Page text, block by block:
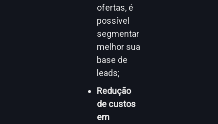
ofertas, é
possível
segmentar
melhor sua
base de
leads;
Redução
de custos
em